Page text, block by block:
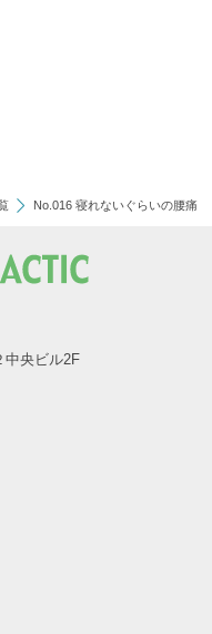
No.016 寝れないぐらいの腰痛
中央ビル2F